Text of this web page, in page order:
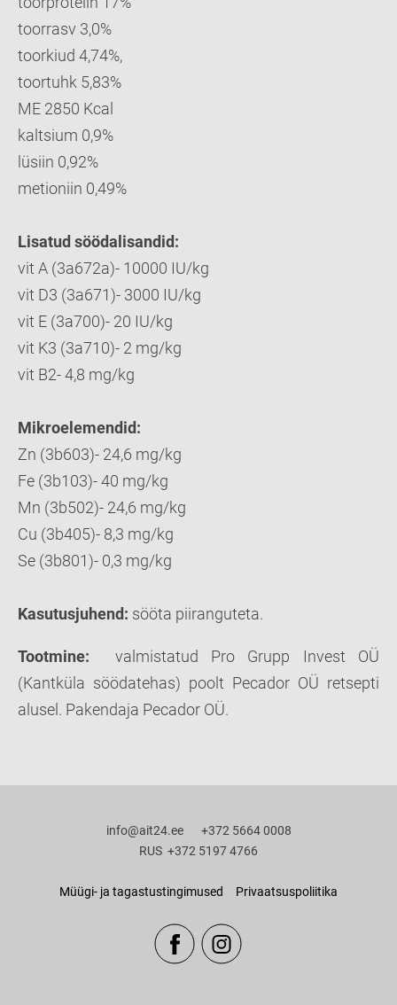
toorrasv 3,0%
toorkiud 4,74%,
toortuhk 5,83%
ME 2850 Kcal
kaltsium 0,9%
lüsiin 0,92%
metioniin 0,49%
Lisatud söödalisandid:
vit A (3a672a)- 10000 IU/kg
vit D3 (3a671)- 3000 IU/kg
vit E (3a700)- 20 IU/kg
vit K3 (3a710)- 2 mg/kg
vit B2- 4,8 mg/kg
Mikroelemendid:
Zn (3b603)- 24,6 mg/kg
Fe (3b103)- 40 mg/kg
Mn (3b502)- 24,6 mg/kg
Cu (3b405)- 8,3 mg/kg
Se (3b801)- 0,3 mg/kg
Kasutusjuhend: sööta piiranguteta.
Tootmine: valmistatud Pro Grupp Invest OÜ
(Kantküla söödatehas) poolt Pecador OÜ retsepti
alusel. Pakendaja Pecador OÜ.
info@ait24.ee +372 5664 0008
RUS +372 5197 4766
Müügi- ja tagastustingimused Privaatsuspoliitika